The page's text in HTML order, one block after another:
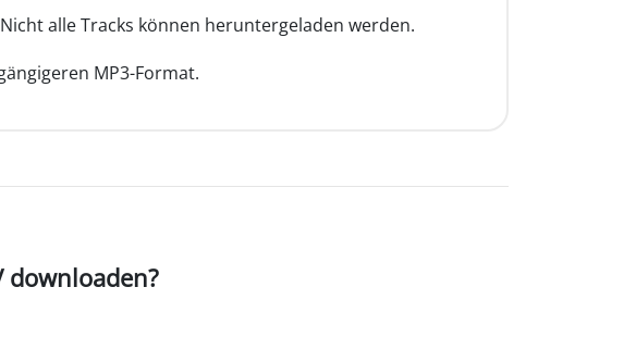
alle Tracks können heruntergeladen werden.
MP3-Format.
downloaden?